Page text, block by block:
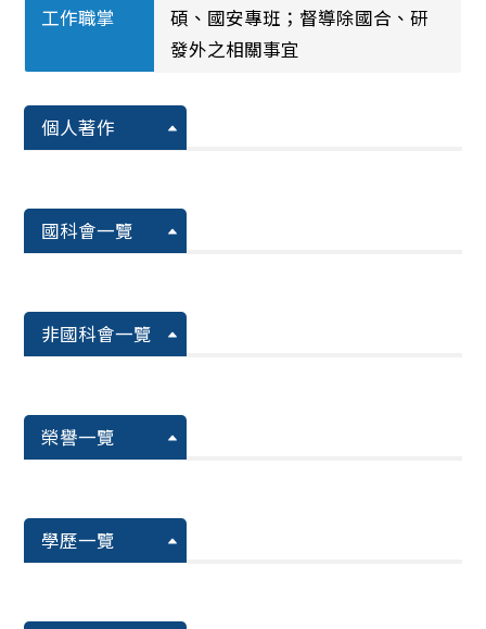
工作職掌
碩、國安專班；督導除國合、研
發外之相關事宜
個人著作
國科會一覽
非國科會一覽
榮譽一覽
學歷一覽